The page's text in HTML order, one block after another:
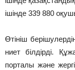
ішінде 339 880
Өтініш
ниет білдірді.
порталы және